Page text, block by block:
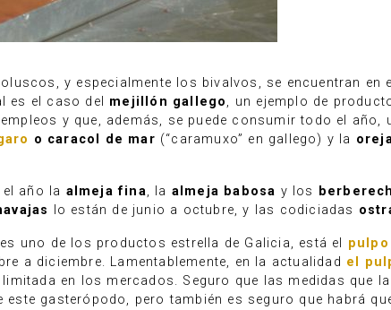
y especialmente los bivalvos, se encuentran en
es el caso del mejillón gallego, un ejemplo de
y que, además, se puede consumir todo el año,
o caracol de mar (“caramuxo” en gallego) y la
año la almeja fina, la almeja babosa y los
lo están de junio a octubre, y las codiciadas
uno de los productos estrella de Galicia, está el
a diciembre. Lamentablemente, en la actualidad el
en los mercados. Seguro que las medidas que
gasterópodo, pero también es seguro que habrá